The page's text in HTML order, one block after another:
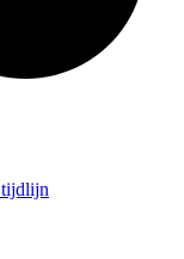
tijdlijn